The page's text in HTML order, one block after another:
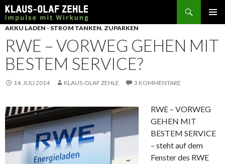
Suchen
SPRINGE
ZUM
INHALT
AKKU LADEN - STROM TANKEN, ZUPARKEN
RWE – VORWEG GEHEN MIT
BESTEM SERVICE?
14. JULI 2014 KLAUS-OLAF ZEHLE 3 KOMMENTARE
RWE – VORWEG
GEHEN MIT
BESTEM SERVICE
– steht auf dem
Fenster des RWE